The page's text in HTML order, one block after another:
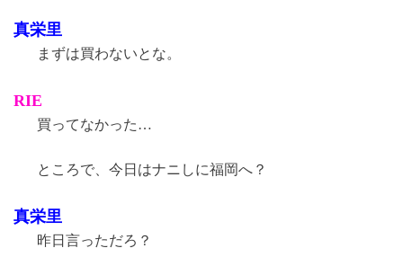
真栄里
まずは買わないとな。
RIE
買ってなかった…
ところで、今日はナニしに福岡へ？
真栄里
昨日言っただろ？